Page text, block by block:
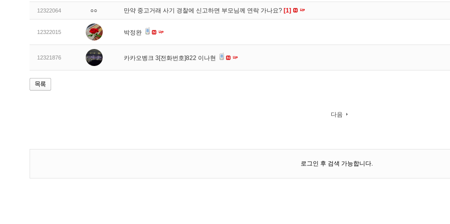
12322064 ○○ 만약 중고거래 사기 경찰에 신고하면 부모님께 연락 가나요? [1]
12322015 박정완
12321876 카카오벵크 3[전화번호]822 이나현
다음
로그인 후 검색 가능합니다.